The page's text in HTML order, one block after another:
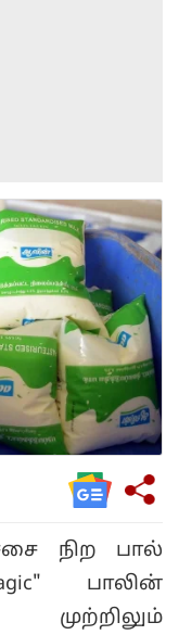
நிற பால்
பாலின்